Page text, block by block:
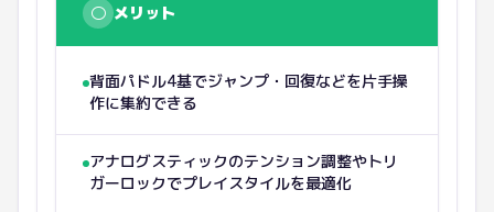
○ メリット
背面パドル4基でジャンプ・回復などを片手操
作に集約できる
アナログスティックのテンション調整やトリ
ガーロックでプレイスタイルを最適化